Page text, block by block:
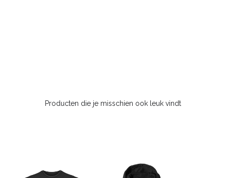
Producten die je misschien ook leuk vindt